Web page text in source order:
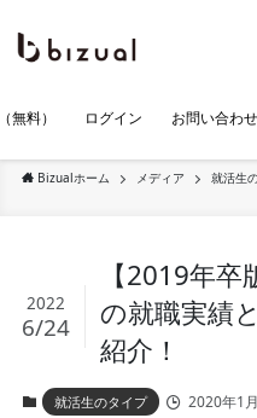
無料） ログイン お問い合わせ
Bizualホーム メディア 就活生
【2019年
の就職実績
紹介！
2022
6/24
就活生のタイプ 2020年1